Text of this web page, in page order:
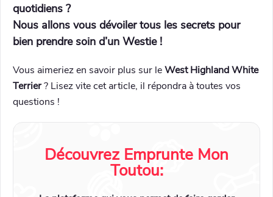
quotidiens ?
Nous allons vous dévoiler tous les secrets pour
bien prendre soin d’un Westie !
Vous aimeriez en savoir plus sur leWest Highland White
Terrier? Lisez vite cet article, il répondra à toutes vos
questions !
Découvrez Emprunte Mon
Toutou: